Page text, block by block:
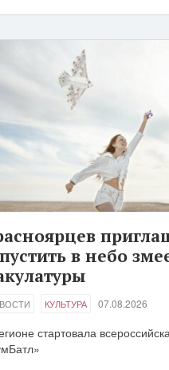
в небо
КУЛЬТУРА 07.08.2026
стартовала